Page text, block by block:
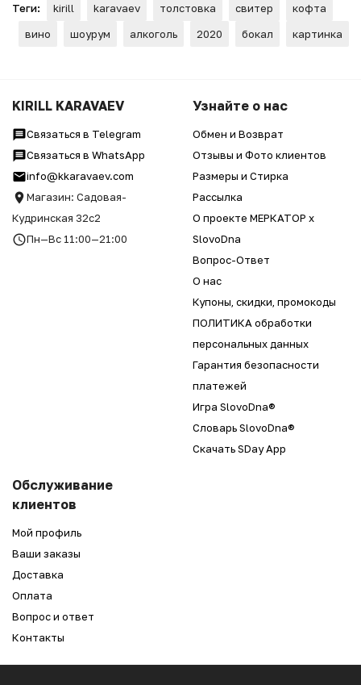
Теги: kirill karavaev толстовка свитер
кофта
вино
шоурум алкоголь 2020 бокал картинка
KIRILL KARAVAEV
Связаться в Telegram
Связаться в WhatsApp
info@kkaravaev.com
Магазин: Садовая-
Кудринская 32с2
Пн—Вс 11:00—21:00
Узнайте о нас
Обмен и Возврат
Отзывы и Фото клиентов
Размеры и Стирка
Рассылка
О проекте МЕРКАТОР x
SlovoDna
Вопрос-Ответ
О нас
Купоны, скидки, промокоды
ПОЛИТИКА обработки
персональных данных
Гарантия безопасности
платежей
Игра SlovoDna®
Словарь SlovoDna®
Скачать SDay App
Обслуживание
клиентов
Мой профиль
Ваши заказы
Доставка
Оплата
Вопрос и ответ
Контакты